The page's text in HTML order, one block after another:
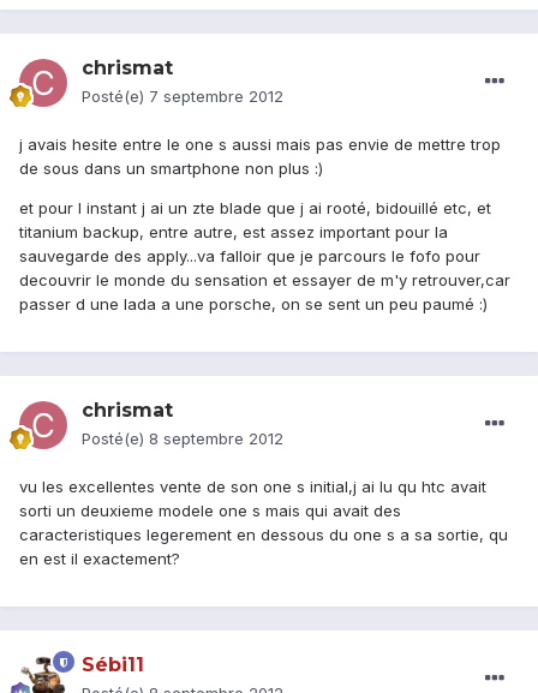
chrismat
Posté(e) 7 septembre 2012
j avais hesite entre le one s aussi mais pas envie de mettre trop
de sous dans un smartphone non plus :)
et pour l instant j ai un zte blade que j ai rooté, bidouillé etc, et
titanium backup, entre autre, est assez important pour la
sauvegarde des apply...va falloir que je parcours le fofo pour
decouvrir le monde du sensation et essayer de m'y retrouver,car
passer d une lada a une porsche, on se sent un peu paumé :)
chrismat
Posté(e) 8 septembre 2012
vu les excellentes vente de son one s initial,j ai lu qu htc avait
sorti un deuxieme modele one s mais qui avait des
caracteristiques legerement en dessous du one s a sa sortie, qu
en est il exactement?
Sébi11